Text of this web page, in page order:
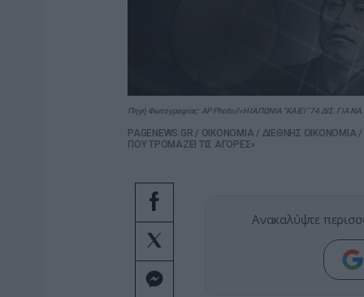
Πηγή Φωτογραφίας: AP Photo//«Η ΙΑΠΩΝΙΑ “ΚΑΙΕΙ” 74 ΔΙΣ. ΓΙΑ ΝΑ
PAGENEWS.GR / ΟΙΚΟΝΟΜΙΑ / ΔΙΕΘΝΗΣ ΟΙΚΟΝΟΜΙΑ /
ΠΟΥ ΤΡΟΜΑΖΕΙ ΤΙΣ ΑΓΟΡΕΣ»
Ανακαλύψτε